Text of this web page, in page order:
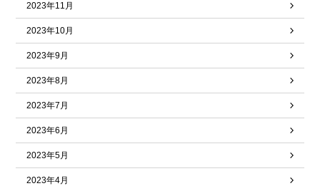
2023年11月
2023年10月
2023年9月
2023年8月
2023年7月
2023年6月
2023年5月
2023年4月